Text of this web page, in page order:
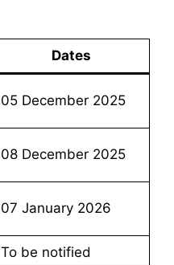
Dates
05 December 2025
08 December 2025
07 January 2026
To be notified